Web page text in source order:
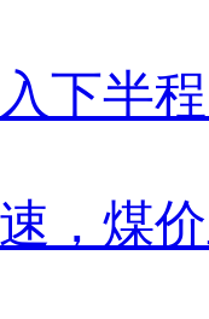
下半
，煤